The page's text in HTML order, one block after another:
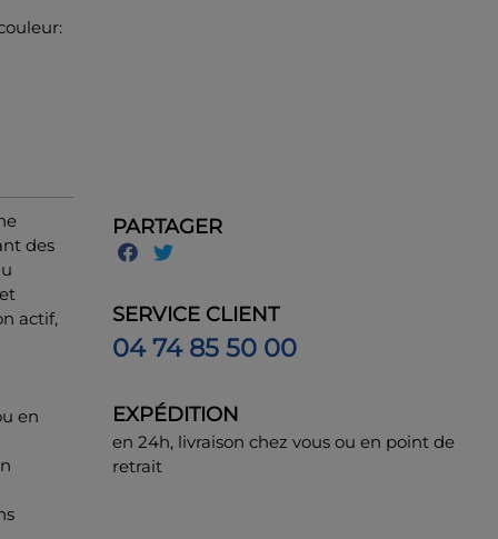
des
actif,
en
PARTAGER
SERVICE CLIENT
04 74 85 50 00
EXPÉDITION
en 24h, livraison chez vous ou en point de
retrait